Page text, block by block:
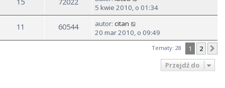
5 kwie 2010, o 01:34
11 60544 autor: citan
20 mar 2010, o 09:49
Tematy: 28 1 2
Przejdź do